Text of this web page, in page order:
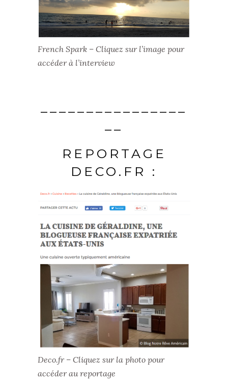
French Spark – Cliquez sur l’image pour
accéder à l’interview
REPORTAGE
DECO.FR :
Deco.fr – Cliquez sur la photo pour
accéder au reportage